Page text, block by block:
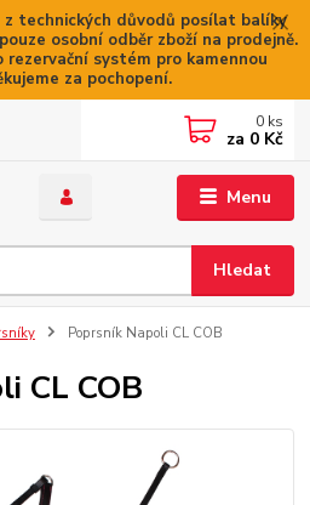
z technických důvodů posílat balíky
osobní odběr zboží na prodejně.
rezervační systém pro kamennou
za pochopení.
Menu
Hledat
0 ks
za 0 Kč
Poprsník Napoli CL COB
CL COB